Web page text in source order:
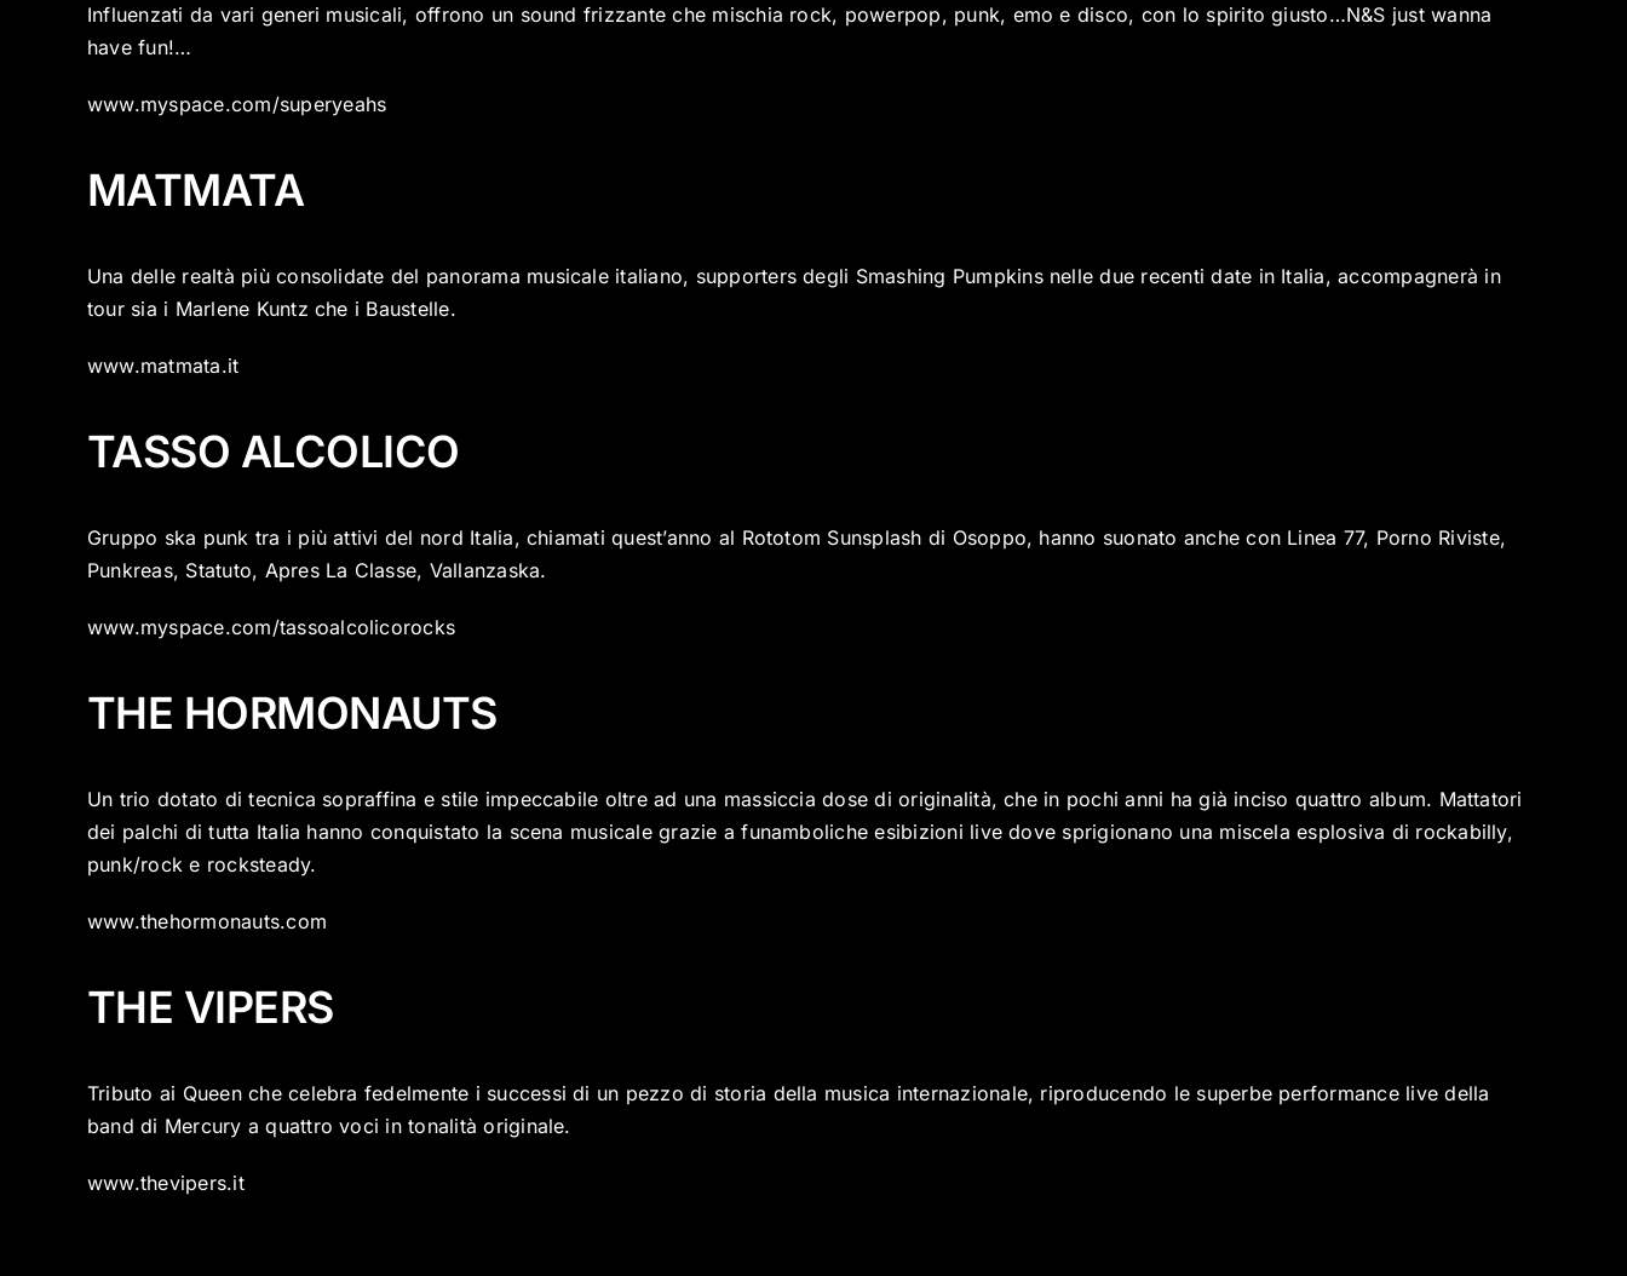
Influenzati da vari generi musicali, offrono un sound frizzante che mischia rock, powerpop, punk, emo e disco, con lo spirito giusto…N&S just wanna
have fun!…
www.myspace.com/superyeahs
MATMATA
Una delle realtà più consolidate del panorama musicale italiano, supporters degli Smashing Pumpkins nelle due recenti date in Italia, accompagnerà in
tour sia i Marlene Kuntz che i Baustelle.
www.matmata.it
TASSO ALCOLICO
Gruppo ska punk tra i più attivi del nord Italia, chiamati quest’anno al Rototom Sunsplash di Osoppo, hanno suonato anche con Linea 77, Porno Riviste,
Punkreas, Statuto, Apres La Classe, Vallanzaska.
www.myspace.com/tassoalcolicorocks
THE HORMONAUTS
Un trio dotato di tecnica sopraffina e stile impeccabile oltre ad una massiccia dose di originalità, che in pochi anni ha già inciso quattro album. Mattatori
dei palchi di tutta Italia hanno conquistato la scena musicale grazie a funamboliche esibizioni live dove sprigionano una miscela esplosiva di rockabilly,
punk/rock e rocksteady.
www.thehormonauts.com
THE VIPERS
Tributo ai Queen che celebra fedelmente i successi di un pezzo di storia della musica internazionale, riproducendo le superbe performance live della
band di Mercury a quattro voci in tonalità originale.
www.thevipers.it